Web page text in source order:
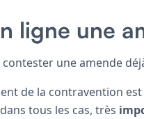
ligne une
une amende
de la contravention
tous les cas, très